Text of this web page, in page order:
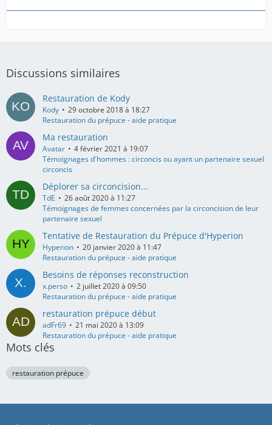
Discussions similaires
Restauration de Kody
Kody
29 octobre 2018 à 18:27
Restauration du prépuce - aide pratique
Ma restauration
Avatar
4 février 2021 à 19:07
Témoignages d'hommes : circoncis ou ayant un partenaire sexuel
circoncis
Déplorer sa circoncision...
TdE
26 août 2020 à 11:27
Témoignages de femmes concernées par la circoncision de leur
partenaire sexuel
Tentative de Restauration du Prépuce d'Hyperion
Hyperion
20 janvier 2020 à 11:47
Restauration du prépuce - aide pratique
Besoins de réponses reconstruction
x.perso
2 juillet 2020 à 09:50
Restauration du prépuce - aide pratique
restauration prépuce début
adFr69
21 mai 2020 à 13:09
Restauration du prépuce - aide pratique
Mots clés
restauration prépuce